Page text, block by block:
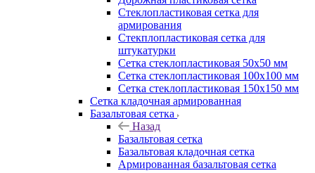
Стеклопластиковая сетка для
армирования
Стекплопластиковая сетка для
штукатурки
Сетка стеклопластиковая 50x50 мм
Сетка стеклопластиковая 100x100 мм
Сетка стеклопластиковая 150x150 мм
Сетка кладочная армированная
Базальтовая сетка
Назад
Базальтовая сетка
Базальтовая кладочная сетка
Армированная базальтовая сетка